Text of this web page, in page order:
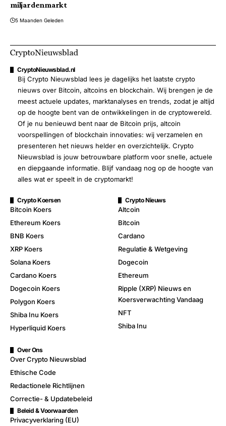
miljardenmarkt
5 Maanden Geleden
CryptoNieuwsblad.nl
Bij Crypto Nieuwsblad lees je dagelijks het laatste crypto
nieuws over Bitcoin, altcoins en blockchain. Wij brengen je de
meest actuele updates, marktanalyses en trends, zodat je altijd
op de hoogte bent van de ontwikkelingen in de cryptowereld.
Of je nu benieuwd bent naar de Bitcoin prijs, altcoin
voorspellingen of blockchain innovaties: wij verzamelen en
presenteren het nieuws helder en overzichtelijk. Crypto
Nieuwsblad is jouw betrouwbare platform voor snelle, actuele
en diepgaande informatie. Blijf vandaag nog op de hoogte van
alles wat er speelt in de cryptomarkt!
Crypto Koersen
Bitcoin Koers
Ethereum Koers
BNB Koers
XRP Koers
Solana Koers
Cardano Koers
Dogecoin Koers
Polygon Koers
Shiba Inu Koers
Hyperliquid Koers
Crypto Nieuws
Altcoin
Bitcoin
Cardano
Regulatie & Wetgeving
Dogecoin
Ethereum
Ripple (XRP) Nieuws en
Koersverwachting Vandaag
NFT
Shiba Inu
Over Ons
Over Crypto Nieuwsblad
Ethische Code
Redactionele Richtlijnen
Correctie- & Updatebeleid
Beleid & Voorwaarden
Privacyverklaring (EU)